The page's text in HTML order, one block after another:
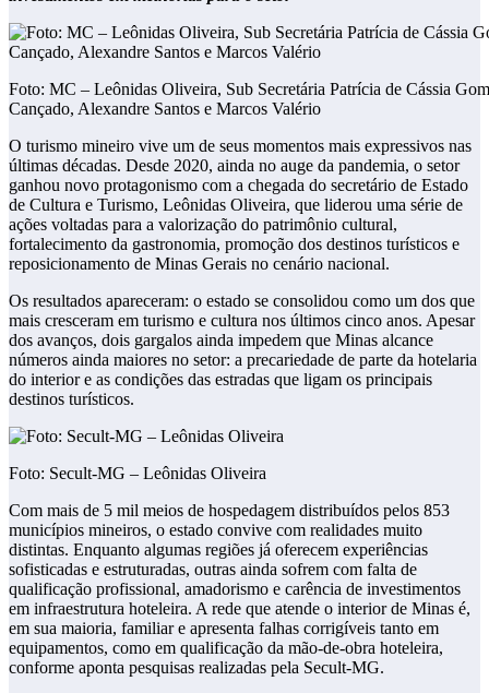
Foto: MC – Leônidas Oliveira, Sub Secretária Patrícia de Cássia
Cançado, Alexandre Santos e Marcos Valério
O turismo mineiro vive um de seus momentos mais expressivos nas
últimas décadas. Desde 2020, ainda no auge da pandemia, o setor
ganhou novo protagonismo com a chegada do secretário de Estado
de Cultura e Turismo, Leônidas Oliveira, que liderou uma série de
ações voltadas para a valorização do patrimônio cultural,
fortalecimento da gastronomia, promoção dos destinos turísticos e
reposicionamento de Minas Gerais no cenário nacional.
Os resultados apareceram: o estado se consolidou como um dos que
mais cresceram em turismo e cultura nos últimos cinco anos. Apesar
dos avanços, dois gargalos ainda impedem que Minas alcance
números ainda maiores no setor: a precariedade de parte da hotelaria
do interior e as condições das estradas que ligam os principais
destinos turísticos.
Foto: Secult-MG – Leônidas Oliveira
Com mais de 5 mil meios de hospedagem distribuídos pelos 853
municípios mineiros, o estado convive com realidades muito
distintas. Enquanto algumas regiões já oferecem experiências
sofisticadas e estruturadas, outras ainda sofrem com falta de
qualificação profissional, amadorismo e carência de investimentos
em infraestrutura hoteleira. A rede que atende o interior de Minas é,
em sua maioria, familiar e apresenta falhas corrigíveis tanto em
equipamentos, como em qualificação da mão-de-obra hoteleira,
conforme aponta pesquisas realizadas pela Secult-MG.